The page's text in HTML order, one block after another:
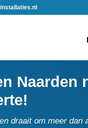
Naarden
draait om meer